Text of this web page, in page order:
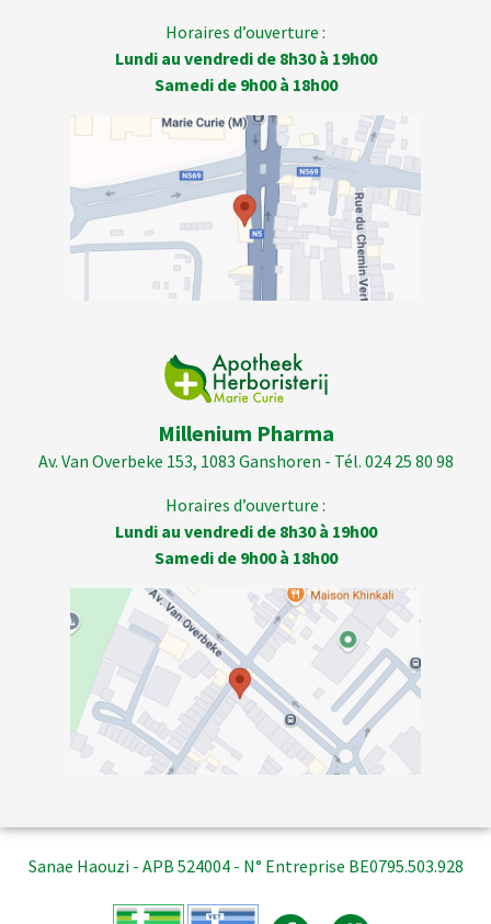
Horaires d’ouverture :
Lundi au vendredi de 8h30 à 19h00
Samedi de 9h00 à 18h00
Millenium Pharma
Av. Van Overbeke 153, 1083 Ganshoren - Tél. 024 25 80 98
Horaires d’ouverture :
Lundi au vendredi de 8h30 à 19h00
Samedi de 9h00 à 18h00
Sanae Haouzi - APB 524004 - N° Entreprise BE0795.503.928